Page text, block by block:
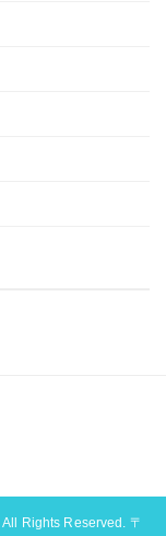
All Rights Reserved. 〒